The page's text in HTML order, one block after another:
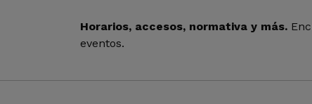
Horarios, accesos, normativa y más.
eventos.